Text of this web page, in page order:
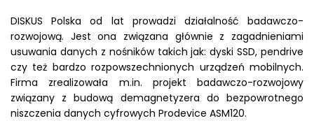
DISKUS Polska od lat prowadzi działalność badawczo-
rozwojową. Jest ona związana głównie z zagadnieniami
usuwania danych z nośników takich jak: dyski SSD, pendrive
czy też bardzo rozpowszechnionych urządzeń mobilnych.
Firma zrealizowała m.in. projekt badawczo-rozwojowy
związany z budową demagnetyzera do bezpowrotnego
niszczenia danych cyfrowych Prodevice ASM120.